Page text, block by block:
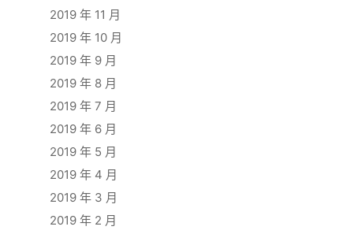
2019 年 11 月
2019 年 10 月
2019 年 9 月
2019 年 8 月
2019 年 7 月
2019 年 6 月
2019 年 5 月
2019 年 4 月
2019 年 3 月
2019 年 2 月